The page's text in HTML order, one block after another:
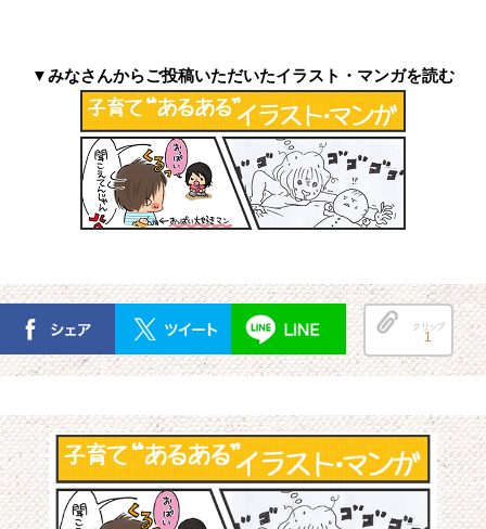
▼みなさんからご投稿いただいたイラスト・マンガを読む
クリップ
1